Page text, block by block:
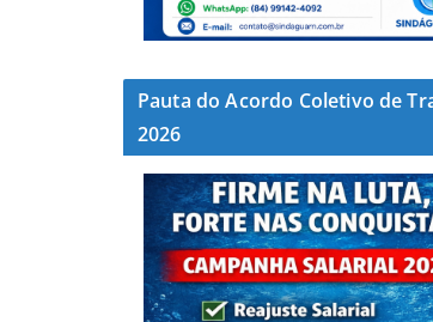
Pauta do Acordo Coletivo de
2026